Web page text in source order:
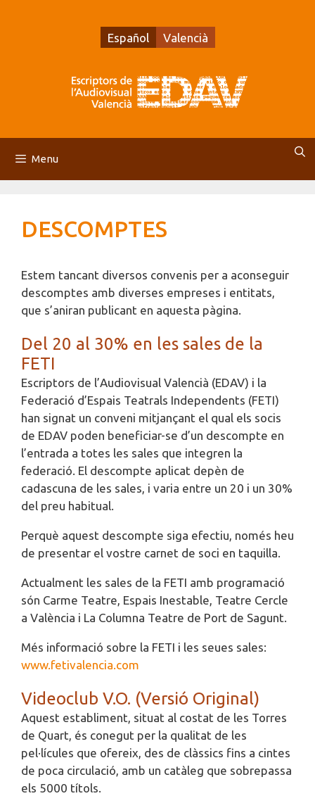
Español Valencià
Menu
DESCOMPTES
Estem tancant diversos convenis per a aconseguir
descomptes amb diverses empreses i entitats,
que s’aniran publicant en aquesta pàgina.
Del 20 al 30% en les sales de la
FETI
Escriptors de l’Audiovisual Valencià (EDAV) i la
Federació d’Espais Teatrals Independents (FETI)
han signat un conveni mitjançant el qual els socis
de EDAV poden beneficiar-se d’un descompte en
l’entrada a totes les sales que integren la
federació. El descompte aplicat depèn de
cadascuna de les sales, i varia entre un 20 i un 30%
del preu habitual.
Perquè aquest descompte siga efectiu, només heu
de presentar el vostre carnet de soci en taquilla.
Actualment les sales de la FETI amb programació
són Carme Teatre, Espais Inestable, Teatre Cercle
a València i La Columna Teatre de Port de Sagunt.
Més informació sobre la FETI i les seues sales:
www.fetivalencia.com
Videoclub V.O. (Versió Original)
Aquest establiment, situat al costat de les Torres
de Quart, és conegut per la qualitat de les
pel·lícules que ofereix, des de clàssics fins a cintes
de poca circulació, amb un catàleg que sobrepassa
els 5000 títols.